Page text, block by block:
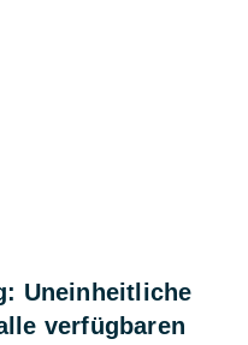
Uneinheitliche
verfügbaren